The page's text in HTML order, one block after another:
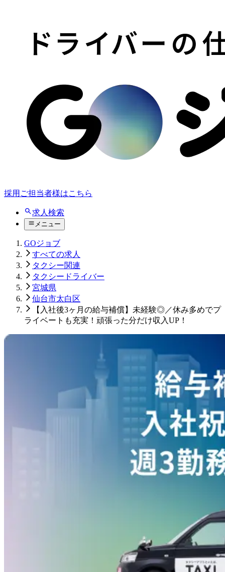
採用ご担当者様はこちら
求人検索
メニュー
GOジョブ
すべての求人
タクシー関連
タクシードライバー
宮城県
仙台市太白区
【入社後3ヶ月の給与補償】未経験◎／休み多めでプ
ライベートも充実！頑張った分だけ収入UP！